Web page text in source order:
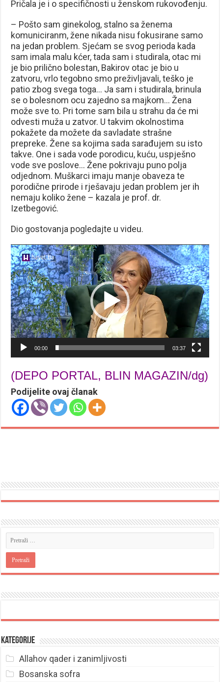
Pričala je i o specifičnosti u ženskom rukovođenju.
– Pošto sam ginekolog, stalno sa ženema
komuniciranm, žene nikada nisu fokusirane samo
na jedan problem. Sjećam se svog perioda kada
sam imala malu kćer, tada sam i studirala, otac mi
je bio prilično bolestan, Bakirov otac je bio u
zatvoru, vrlo tegobno smo preživljavali, teško je
patio zbog svega toga… Ja sam i studirala, brinula
se o bolesnom ocu zajedno sa majkom… Žena
može sve to. Pri tome sam bila u strahu da će mi
odvesti muža u zatvor. U takvim okolnostima
pokažete da možete da savladate strašne
prepreke. Žene sa kojima sada sarađujem su isto
takve. One i sada vode porodicu, kuću, uspješno
vode sve poslove… Žene pokrivaju puno polja
odjednom. Muškarci imaju manje obaveza te
porodične prirode i rješavaju jedan problem jer ih
nemaju koliko žene – kazala je prof. dr.
Izetbegović.
Dio gostovanja pogledajte u videu.
Reproduktor
videozapisa
00:00 03:37
(DEPO PORTAL, BLIN MAGAZIN/dg)
Podijelite ovaj članak
Kategorije
Allahov qader i zanimljivosti
Bosanska sofra